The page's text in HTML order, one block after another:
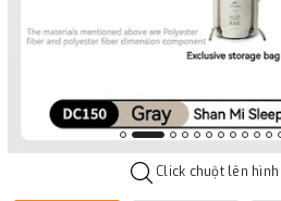
Click chuột lên